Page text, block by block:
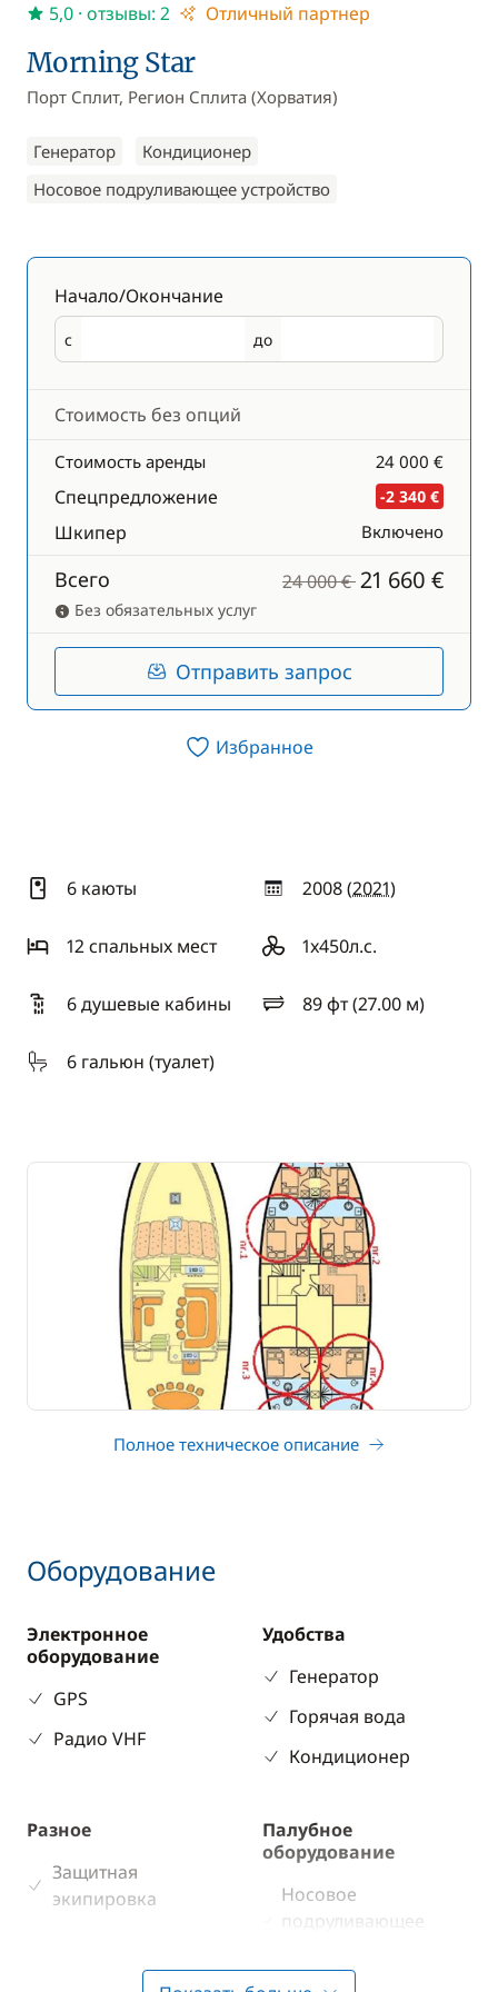
Morning Star
Порт Сплит, Регион Сплита (Хорватия)
Генератор
Кондиционер
Носовое подруливающее устройство
5,0 · отзывы: 2 Отличный партнер
Начало/Окончание
с
Начало до
Окончание
Стоимость без опций
Стоимость аренды 24 000 €
Спецпредложение -2 340 €
Шкипер Включено
Всего 24 000 €21 660 €
Без обязательных услуг
Отправить запрос
Избранное
6 каюты 2008 (2021)
год
12 спальныx мест
1x450л.с.
двигатель
6 душевые кабины
89 фт (27.00 м)
длина
6 гальюн (туалет)
Полное техническое описание
Оборудование
Электронное
оборудование
GPS
Радио VHF
Удобства
Генератор
Горячая вода
Кондиционер
Разное
Защитная
экипировка
Палубное
оборудование
Носовое
подруливающее